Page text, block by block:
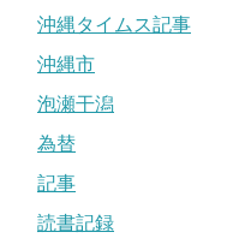
沖縄タイムス記事
沖縄市
泡瀬干潟
為替
記事
読書記録